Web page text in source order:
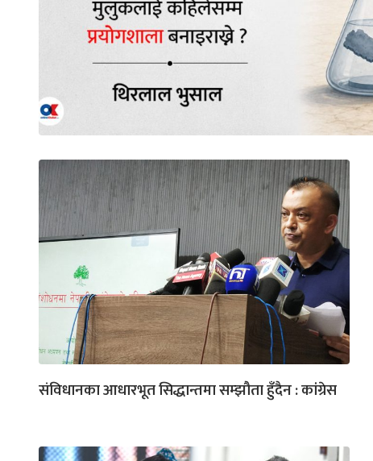
संविधानका आधारभूत सिद्धान्तमा सम्झौता हुँदैन : कांग्रेस